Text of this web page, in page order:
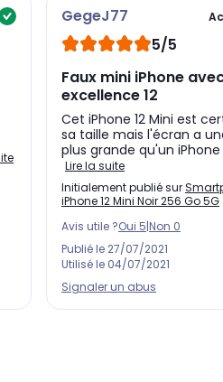
12 Mini de APPLE est élégant. Il
La batterie vous offre
audio. Et pour le recharger
d'aimants intégrés.
GegeJ77
5/5
Faux mini iPhone
excellence 12
Cet iPhone 12 Mini est
sa taille mais l'écran a
plus grande qu'un iPhone
Lire la suite
Initialement publié sur
iPhone 12 Mini Noir 256 Go 5G
Avis utile ?Oui 5|Non 0
Publié le 27/07/2021
Utilisé le 04/07/2021
Signaler un abus